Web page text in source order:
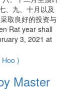
、九、十月以及
取良好的投资与
Rat year shall
3, 2021 at
Master